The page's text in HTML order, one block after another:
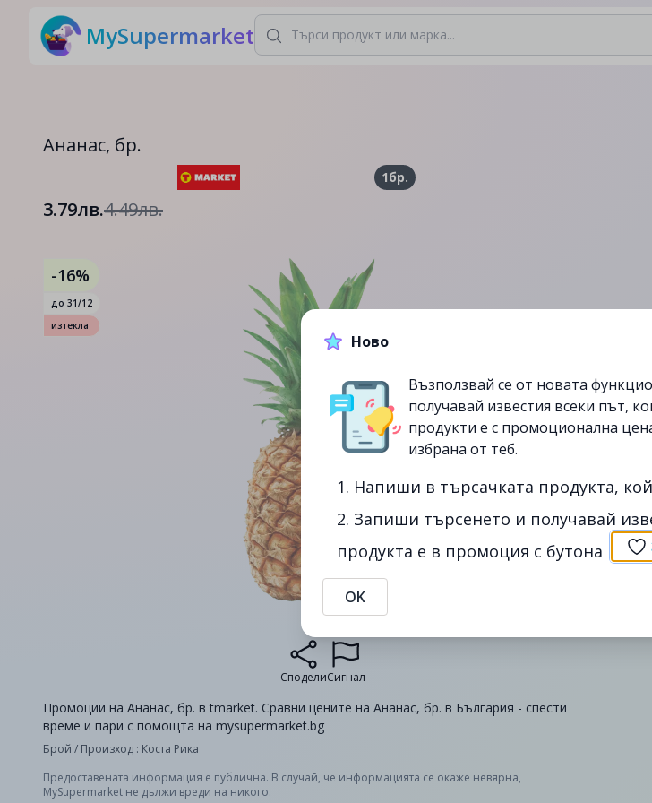
MySupermarket
Ананас, бр.
1бр.
3.79лв.4.49лв.
-16%
до 31/12
изтекла
СподелиСигнал
Промоции на Ананас, бр. в tmarket. Сравни цените на Ананас, бр. в България - спести
време и пари с помощта на mysupermarket.bg
Брой / Произход : Коста Рика
Предоставената информация е публична. В случай, че информацията се окаже невярна,
MySupermarket не дължи вреди на никого.
Ново
Възползвай се от новата
получавай известия всеки път,
продукти е с промоционална
избрана от теб.
1. Напиши в търсачката продукта,
2. Запиши търсенето и получавай
продукта е в промоция с бутона
OK